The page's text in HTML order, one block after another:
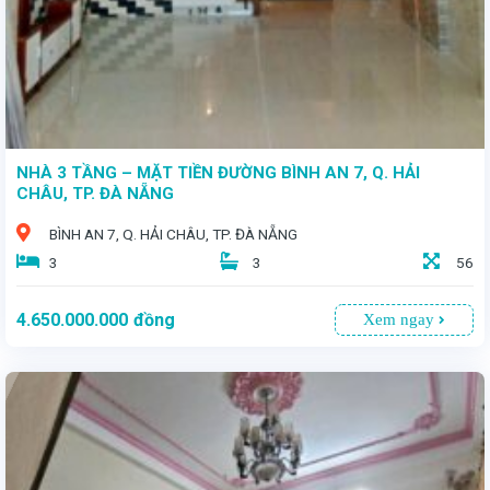
NHÀ 3 TẦNG – MẶT TIỀN ĐƯỜNG BÌNH AN 7, Q. HẢI
CHÂU, TP. ĐÀ NẴNG
BÌNH AN 7, Q. HẢI CHÂU, TP. ĐÀ NẴNG
3
3 56
4.650.000.000 đồng Xem ngay